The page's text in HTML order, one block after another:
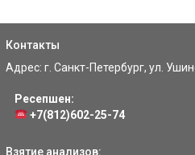
Контакты
Адрес: г. Санкт-Петербург, ул.
Ресепшен:
+7(812)602-25-74
Взятие анализов: